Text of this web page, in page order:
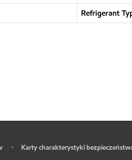
Refrigerant
• Karty charakterystyki